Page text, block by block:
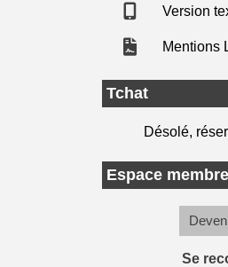
Version
Mentions
Tchat
Désolé,
Espace membre
Se